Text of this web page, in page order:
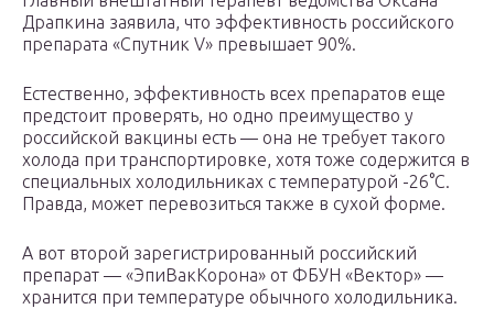
Драпкина заявила, что эффективность российского
препарата «Спутник V» превышает 90%.
Естественно, эффективность всех препаратов еще
предстоит проверять, но одно преимущество у
российской вакцины есть — она не требует такого
холода при транспортировке, хотя тоже содержится в
специальных холодильниках с температурой -26°С.
Правда, может перевозиться также в сухой форме.
А вот второй зарегистрированный российский
препарат — «ЭпиВакКорона» от ФБУН «Вектор» —
хранится при температуре обычного холодильника.